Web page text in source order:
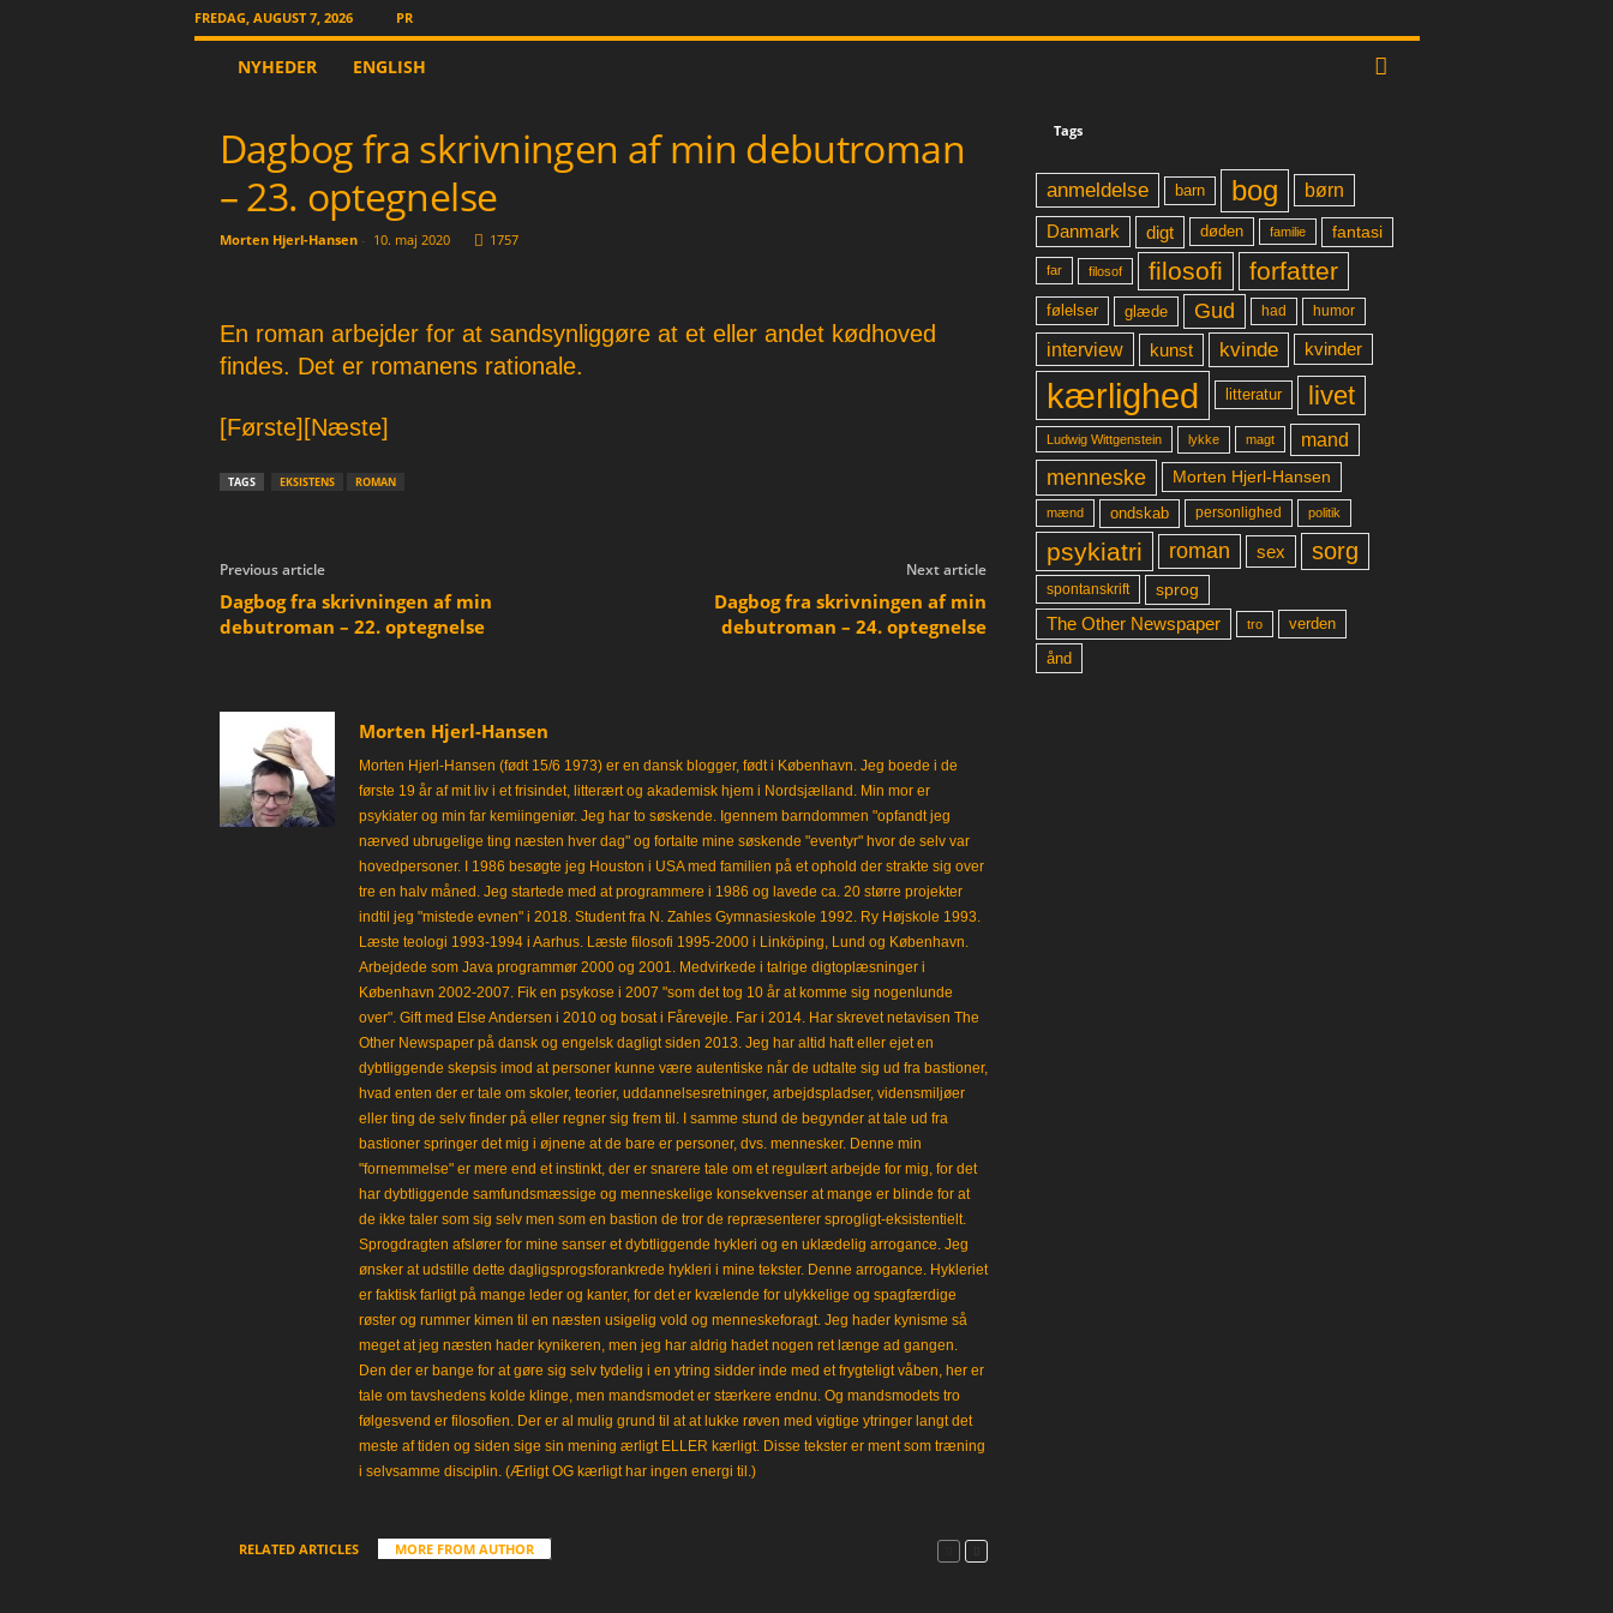
FREDAG, AUGUST 7, 2026
PR
T
NYHEDER ENGLISH
Dagbog fra skrivningen af min debutroman
– 23. optegnelse
Morten Hjerl-Hansen- 10. maj 2020 1757
En roman arbejder for at sandsynliggøre at et eller andet kødhoved
findes. Det er romanens rationale.
[Første] [Næste]
TAGS EKSISTENS ROMAN
Previous article
Dagbog fra skrivningen af min
debutroman – 22. optegnelse
Next article
Dagbog fra skrivningen af min
debutroman – 24. optegnelse
Morten Hjerl-Hansen
Morten Hjerl-Hansen (født 15/6 1973) er en dansk blogger, født i København. Jeg boede i de
første 19 år af mit liv i et frisindet, litterært og akademisk hjem i Nordsjælland. Min mor er
psykiater og min far kemiingeniør. Jeg har to søskende. Igennem barndommen "opfandt jeg
nærved ubrugelige ting næsten hver dag" og fortalte mine søskende "eventyr" hvor de selv var
hovedpersoner. I 1986 besøgte jeg Houston i USA med familien på et ophold der strakte sig over
tre en halv måned. Jeg startede med at programmere i 1986 og lavede ca. 20 større projekter
indtil jeg "mistede evnen" i 2018. Student fra N. Zahles Gymnasieskole 1992. Ry Højskole 1993.
Læste teologi 1993-1994 i Aarhus. Læste filosofi 1995-2000 i Linköping, Lund og København.
Arbejdede som Java programmør 2000 og 2001. Medvirkede i talrige digtoplæsninger i
København 2002-2007. Fik en psykose i 2007 "som det tog 10 år at komme sig nogenlunde
over". Gift med Else Andersen i 2010 og bosat i Fårevejle. Far i 2014. Har skrevet netavisen The
Other Newspaper på dansk og engelsk dagligt siden 2013. Jeg har altid haft eller ejet en
dybtliggende skepsis imod at personer kunne være autentiske når de udtalte sig ud fra bastioner,
hvad enten der er tale om skoler, teorier, uddannelsesretninger, arbejdspladser, vidensmiljøer
eller ting de selv finder på eller regner sig frem til. I samme stund de begynder at tale ud fra
bastioner springer det mig i øjnene at de bare er personer, dvs. mennesker. Denne min
"fornemmelse" er mere end et instinkt, der er snarere tale om et regulært arbejde for mig, for det
har dybtliggende samfundsmæssige og menneskelige konsekvenser at mange er blinde for at
de ikke taler som sig selv men som en bastion de tror de repræsenterer sprogligt-eksistentielt.
Sprogdragten afslører for mine sanser et dybtliggende hykleri og en uklædelig arrogance. Jeg
ønsker at udstille dette dagligsprogsforankrede hykleri i mine tekster. Denne arrogance. Hykleriet
er faktisk farligt på mange leder og kanter, for det er kvælende for ulykkelige og spagfærdige
røster og rummer kimen til en næsten usigelig vold og menneskeforagt. Jeg hader kynisme så
meget at jeg næsten hader kynikeren, men jeg har aldrig hadet nogen ret længe ad gangen.
Den der er bange for at gøre sig selv tydelig i en ytring sidder inde med et frygteligt våben, her er
tale om tavshedens kolde klinge, men mandsmodet er stærkere endnu. Og mandsmodets tro
følgesvend er filosofien. Der er al mulig grund til at at lukke røven med vigtige ytringer langt det
meste af tiden og siden sige sin mening ærligt ELLER kærligt. Disse tekster er ment som træning
i selvsamme disciplin. (Ærligt OG kærligt har ingen energi til.)
RELATED ARTICLES MORE FROM AUTHOR
Tags
anmeldelse barn bog børn
Danmark digt døden familie fantasi
far filosof filosofi forfatter
følelser glæde Gud had humor
interview kunst kvinde kvinder
kærlighed litteratur livet
Ludwig Wittgenstein lykke magt mand
menneske Morten Hjerl-Hansen
mænd ondskab personlighed politik
psykiatri roman sex sorg
spontanskrift sprog
The Other Newspaper tro verden
ånd